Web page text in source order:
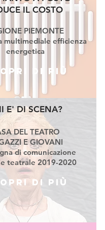
di più
IL COSTO
PIEMONTE
multimediale efficienza
energetica
di più
E' DI SCENA?
DEL TEATRO
E GIOVANI
di comunicazione
teatrale 2019-2020